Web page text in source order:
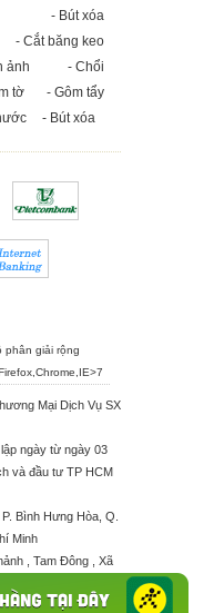
- Bút xóa
- Cắt băng keo
ảnh
- Chổi
tờ
- Gôm tẩy
- Bút xóa
phân giải rộng
,Chrome,IE>7
Mại Dịch Vụ SX
ngày từ ngày 03
và đầu tư TP HCM
Bình Hưng Hòa, Q.
Minh
, Tam Đông , Xã
Thới Tam Thôn ,